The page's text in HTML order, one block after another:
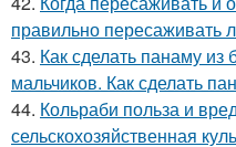
правильно пересаживать
43. Как сделать панаму
мальчиков. Как сделать
44. Кольраби польза и
сельскохозяйственная